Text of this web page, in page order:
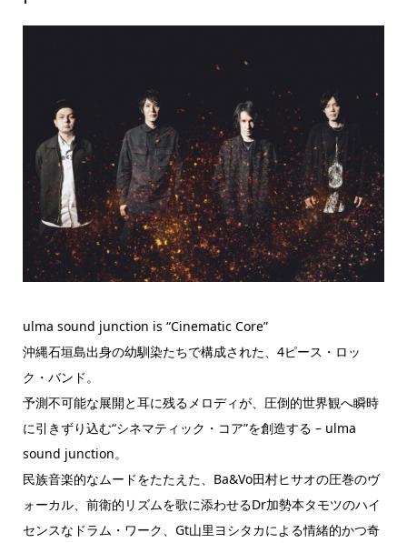
ulma sound junction is “Cinematic Core”
沖縄石垣島出身の幼馴染たちで構成された、4ピース・ロッ
ク・バンド。
予測不可能な展開と耳に残るメロディが、圧倒的世界観へ瞬時
に引きずり込む“シネマティック・コア”を創造する – ulma
sound junction。
民族音楽的なムードをたたえた、Ba&Vo田村ヒサオの圧巻のヴ
ォーカル、前衛的リズムを歌に添わせるDr加勢本タモツのハイ
センスなドラム・ワーク、Gt山里ヨシタカによる情緒的かつ奇